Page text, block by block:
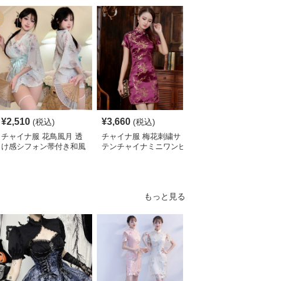
¥2,510 (税込)
チャイナ服 花鳥風月 透
け感シフォン帯付き和風
¥3,660 (税込)
チャイナ服 梅花刺繍サ
テンチャイナミニワンピ
もっと見る